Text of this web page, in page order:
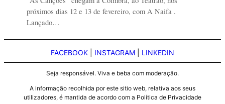
próximos dias 12 e 13 de fevereiro, com A Naifa .
Lançado…
FACEBOOK INSTAGRAM LINKEDIN
Seja responsável. Viva e beba com moderação.
A informação recolhida por este sitio web, relativa aos seus
utilizadores, é mantida de acordo com a Política de Privacidade